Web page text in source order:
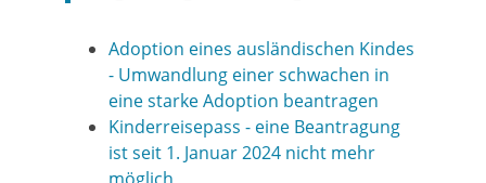
Adoption eines ausländischen Kindes
- Umwandlung einer schwachen in
eine starke Adoption beantragen
Kinderreisepass - eine Beantragung
ist seit 1. Januar 2024 nicht mehr